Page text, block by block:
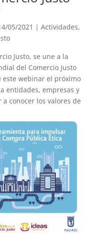
05/2021 | Actividades,
Justo, se une a la
del Comercio Justo
este webinar el próximo
entidades, empresas y
conocer los valores de